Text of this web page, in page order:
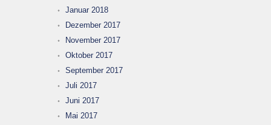
Januar 2018
Dezember 2017
November 2017
Oktober 2017
September 2017
Juli 2017
Juni 2017
Mai 2017